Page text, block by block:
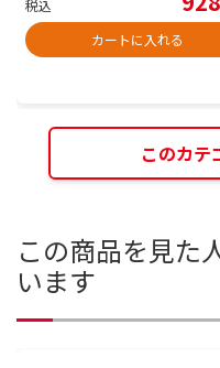
税込
カートに入れる
このカテ
この商品を見た
います